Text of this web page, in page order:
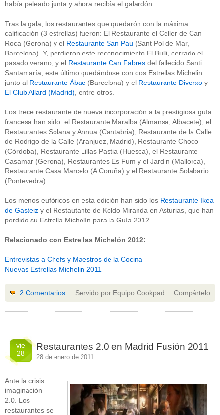
había peleado junta y ahora recibía el galardón.
Tras la gala, los restaurantes que quedarón con la máxima
calificación (3 estrellas) fueron: El Restaurante el Celler de Can
Roca (Gerona) y el Restaurante San Pau (Sant Pol de Mar,
Barcelona). Y, perdieron este reconocimiento El Bulli, cerrado el
pasado verano, y el Restaurante Can Fabres del fallecido Santi
Santamaría, este último quedándose con dos Estrellas Michelin
junto al Restaurante Àbac (Barcelona) y el Restaurante Diverxo y
El Club Allard (Madrid), entre otros.
Los trece restaurante de nueva incorporación a la prestigiosa guía
francesa han sido: el Restaurante Maralba (Almansa, Albacete), el
Restaurantes Solana y Annua (Cantabria), Restaurante de la Calle
de Rodrigo de la Calle (Aranjuez, Madrid), Restaurante Choco
(Córdoba), Restaurante Lillas Pastia (Huesca), el Restaurante
Casamar (Gerona), Restaurantes Es Fum y el Jardín (Mallorca),
Restaurante Casa Marcelo (A Coruña) y el Restaurante Solabario
(Pontevedra).
Los menos eufóricos en esta edición han sido los Restaurante Ikea
de Gasteiz y el Restautante de Koldo Miranda en Asturias, que han
perdido su Estrella Michelín para la Guía 2012.
Relacionado con Estrellas Michelón 2012:
Entrevistas a Chefs y Maestros de la Cocina
Nuevas Estrellas Michelin 2011
Servido por Equipo Cookpad
2 Comentarios Compártelo
vie
28
Restaurantes 2.0 en Madrid Fusión 2011
28 de enero de 2011
Ante la crisis:
imaginación
2.0. Los
restaurantes se